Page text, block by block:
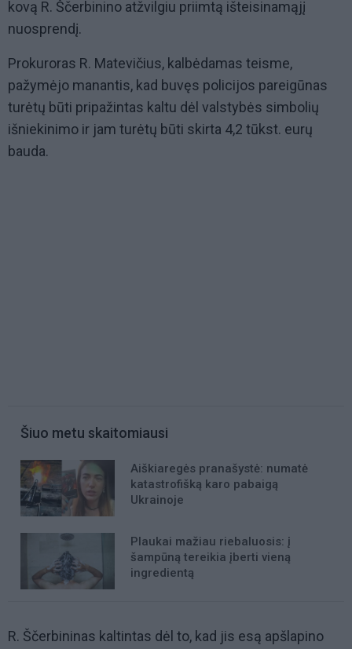
kovą R. Ščerbinino atžvilgiu priimtą išteisinamąjį
nuosprendį.
Prokuroras R. Matevičius, kalbėdamas teisme,
pažymėjo manantis, kad buvęs policijos pareigūnas
turėtų būti pripažintas kaltu dėl valstybės simbolių
išniekinimo ir jam turėtų būti skirta 4,2 tūkst. eurų
bauda.
Šiuo metu skaitomiausi
Aiškiaregės pranašystė: numatė
katastrofišką karo pabaigą
Ukrainoje
Plaukai mažiau riebaluosis: į
šampūną tereikia įberti vieną
ingredientą
R. Ščerbininas kaltintas dėl to, kad jis esą apšlapino